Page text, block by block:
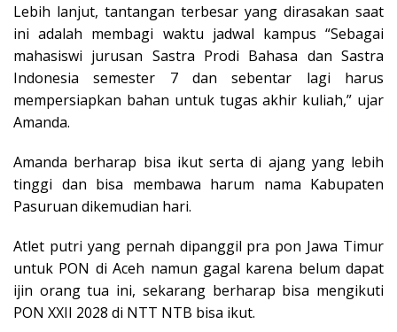
Lebih lanjut, tantangan terbesar yang dirasakan saat
ini adalah membagi waktu jadwal kampus “Sebagai
mahasiswi jurusan Sastra Prodi Bahasa dan Sastra
Indonesia semester 7 dan sebentar lagi harus
mempersiapkan bahan untuk tugas akhir kuliah,” ujar
Amanda.
Amanda berharap bisa ikut serta di ajang yang lebih
tinggi dan bisa membawa harum nama Kabupaten
Pasuruan dikemudian hari.
Atlet putri yang pernah dipanggil pra pon Jawa Timur
untuk PON di Aceh namun gagal karena belum dapat
ijin orang tua ini, sekarang berharap bisa mengikuti
PON XXII 2028 di NTT NTB bisa ikut.